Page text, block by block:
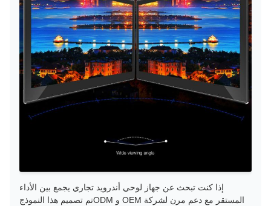
إذا كنت تبحث عن جهاز لوحي أندرويد تجاري يجمع بين الأداء
المستقر مع دعم مرن لشركة OEM و ODMتم تصميم هذا النموذج